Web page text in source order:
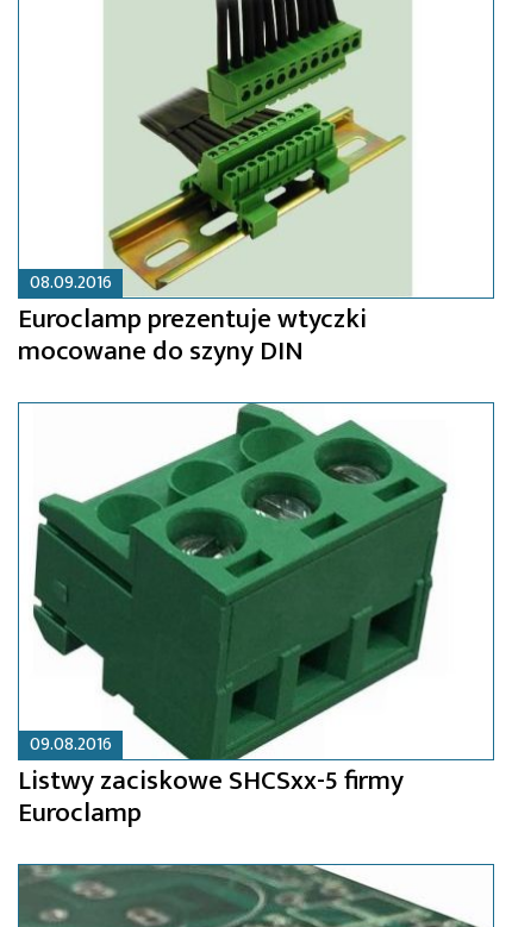
08.09.2016
Euroclamp prezentuje wtyczki
mocowane do szyny DIN
09.08.2016
Listwy zaciskowe SHCSxx-5 firmy
Euroclamp